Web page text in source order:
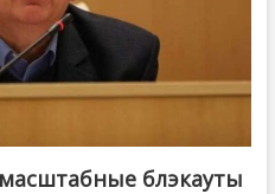
блэкауты